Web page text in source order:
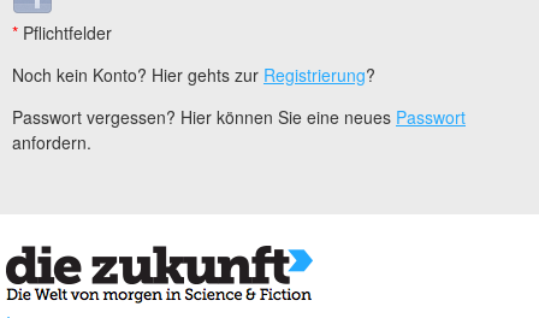
* Pflichtfelder
Noch kein Konto? Hier gehts zur Registrierung?
Passwort vergessen? Hier können Sie eine neues Passwort
anfordern.